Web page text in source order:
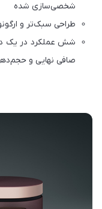
شخصی‌سازی شده
طراحی سبک‌تر و
شش عملکرد در یک
صافی نهایی و